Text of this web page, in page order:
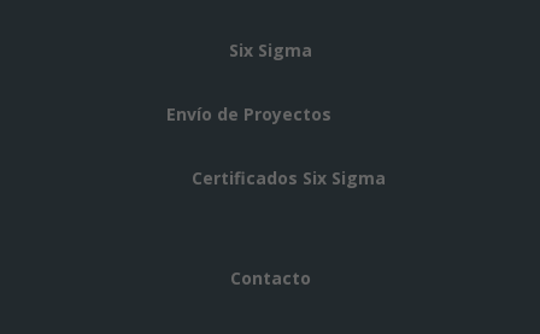
Six Sigma
Envío de Proyectos
Certificados Six Sigma
Contacto